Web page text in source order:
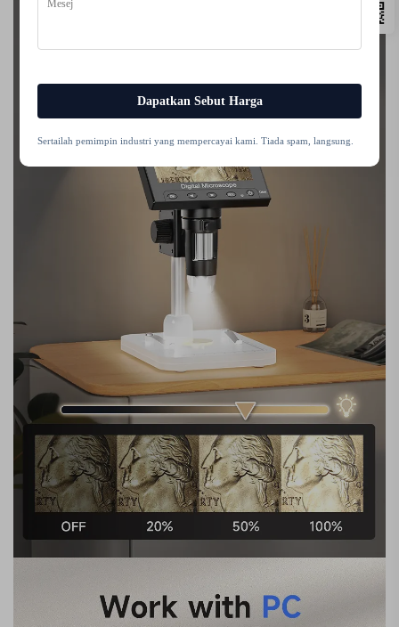
Dapatkan Sebut Harga
Sertailah pemimpin industri yang mempercayai kami. Tiada spam, langsung.